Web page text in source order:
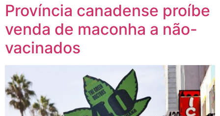
Província canadense proíbe
venda de maconha a não-
vacinados